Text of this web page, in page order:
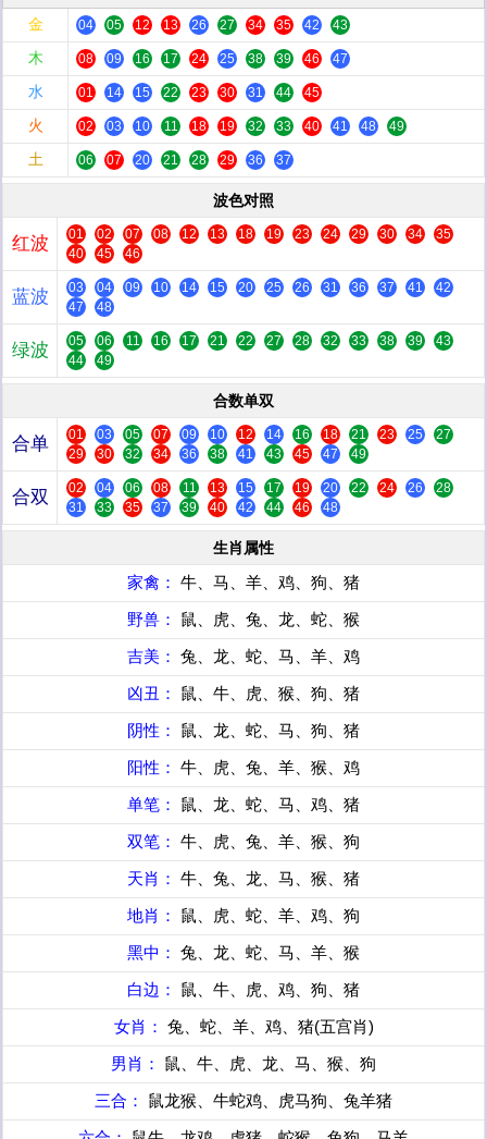
金
04 05 12 13 26 27 34 35 42 43
木 08 09 16 17 24 25 38 39 46 47
水 01 14 15 22 23 30 31 44 45
火 02 03 10 11 18 19 32 33 40 41 48 49
土 06 07 20 21 28 29 36 37
波色对照
红波 01 02 07 08 12 13 18 19 23 24 29 30 34
35
40
45 46
蓝波 03 04 09 10 14 15 20 25 26 31 36 37 41
42
47
48
绿波 05 06 11 16 17 21 22 27 28 32 33 38 39
43
44
49
合数单双
合单 01 03 05 07 09 10 12 14 16 18 21 23 25
27
29
30 32 34 36 38 41 43 45 47 49
合双 02 04 06 08 11 13 15 17 19 20 22 24 26
28
31
33 35 37 39 40 42 44 46 48
生肖属性
家禽： 牛、马、羊、鸡、狗、猪
野兽： 鼠、虎、兔、龙、蛇、猴
吉美： 兔、龙、蛇、马、羊、鸡
凶丑： 鼠、牛、虎、猴、狗、猪
阴性： 鼠、龙、蛇、马、狗、猪
阳性： 牛、虎、兔、羊、猴、鸡
单笔： 鼠、龙、蛇、马、鸡、猪
双笔： 牛、虎、兔、羊、猴、狗
天肖： 牛、兔、龙、马、猴、猪
地肖： 鼠、虎、蛇、羊、鸡、狗
黑中： 兔、龙、蛇、马、羊、猴
白边： 鼠、牛、虎、鸡、狗、猪
女肖： 兔、蛇、羊、鸡、猪(五宫肖)
男肖： 鼠、牛、虎、龙、马、猴、狗
三合： 鼠龙猴、牛蛇鸡、虎马狗、兔羊猪